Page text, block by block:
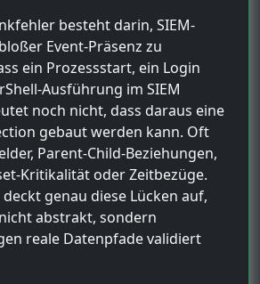
besteht darin, SIEM-
Event-Präsenz zu
ein Prozessstart, ein Login
Ausführung im SIEM
noch nicht, dass daraus eine
gebaut werden kann. Oft
Parent-Child-Beziehungen,
Kritikalität oder Zeitbezüge.
genau diese Lücken auf,
abstrakt, sondern
reale Datenpfade validiert